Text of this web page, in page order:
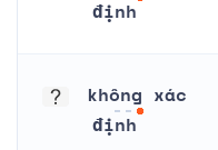
định
không xác
định